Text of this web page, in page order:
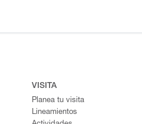
VISITA
Planea tu visita
Lineamientos